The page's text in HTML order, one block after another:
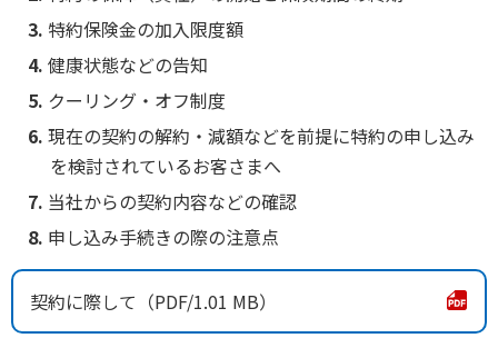
保険用語集
お問い合わせ
ラジオ体操・みんなの体操
ラジオ体操ポータルサイト
お客さまの声／お客さまサービス向上の取組み
かんぽジャンクション
特約保険金の加入限度額
健康状態などの告知
クーリング・オフ制度
現在の契約の解約・減額などを前提に特約の申し込み
を検討されているお客さまへ
当社からの契約内容などの確認
申し込み手続きの際の注意点
契約に際して 1.01 MB